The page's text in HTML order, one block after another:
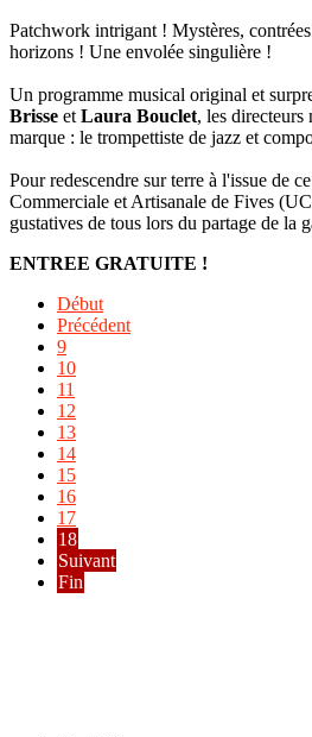
Patchwork intrigant ! Mystères,
horizons ! Une envolée singulière !
Un programme musical original et
Brisse et Laura Bouclet, les
marque : le trompettiste de jazz et
Pour redescendre sur terre à l'issue de
Commerciale et Artisanale de Fives
gustatives de tous lors du partage de la
ENTREE GRATUITE !
Début
Précédent
9
10
11
12
13
14
15
16
17
18
Suivant
Fin